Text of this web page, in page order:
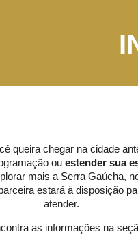
queira chegar na cidade
ouestender sua
mais a Serra Gaúcha,
estará à disposição
atender.
as informações na